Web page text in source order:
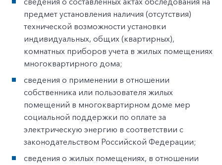
предмет установления наличия (отсутствия)
технической возможности установки
индивидуальных, общих (квартирных),
комнатных приборов учета в жилых помещениях
многоквартирного дома;
сведения о применении в отношении
собственника или пользователя жилых
помещений в многоквартирном доме мер
социальной поддержки по оплате за
электрическую энергию в соответствии с
законодательством Российской Федерации;
сведения о жилых помещениях, в отношении